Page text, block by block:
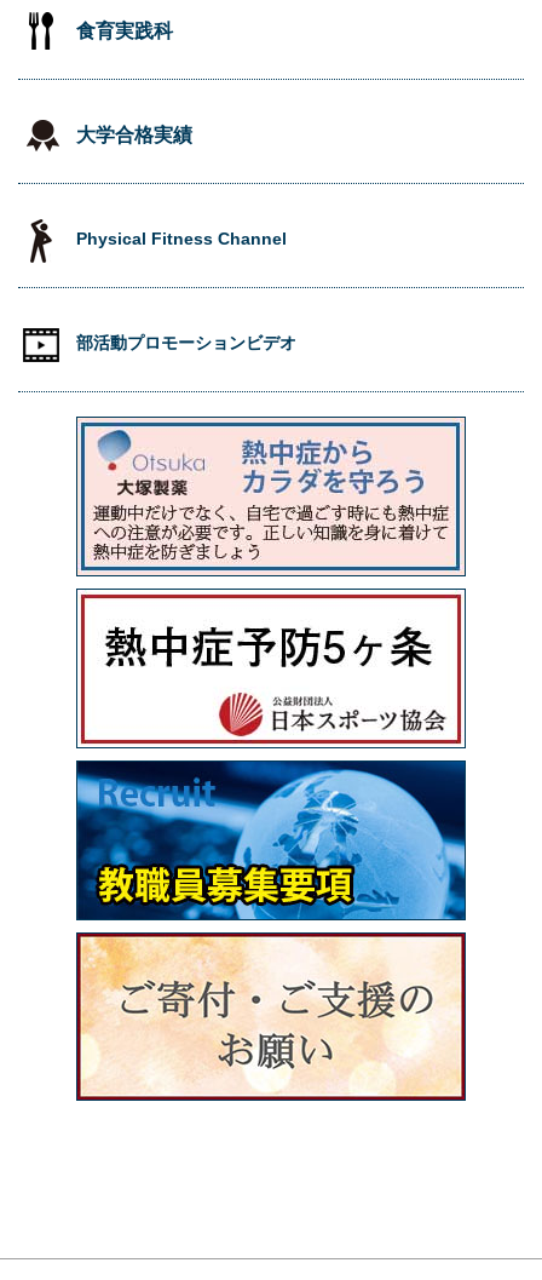
食育実践科
大学合格実績
Physical Fitness Channel
部活動プロモーションビデオ